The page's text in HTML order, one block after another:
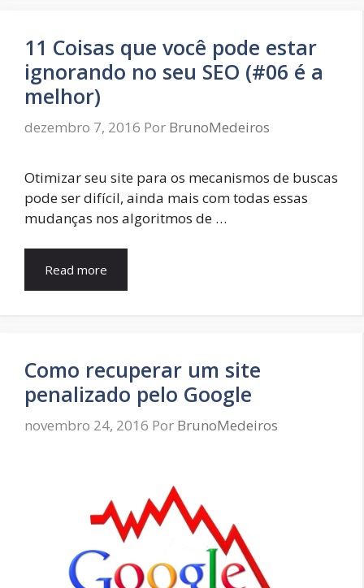
11 Coisas que você pode estar
ignorando no seu SEO (#06 é a
melhor)
dezembro 7, 2016 Por BrunoMedeiros
Otimizar seu site para os mecanismos de buscas
pode ser difícil, ainda mais com todas essas
mudanças nos algoritmos de …
Read more
Como recuperar um site
penalizado pelo Google
novembro 24, 2016 Por BrunoMedeiros